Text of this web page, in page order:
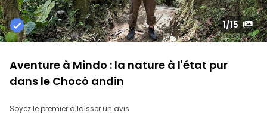
1/15
Aventure à Mindo : la nature à l'état pur
dans le Chocó andin
Soyez le premier à laisser un avis